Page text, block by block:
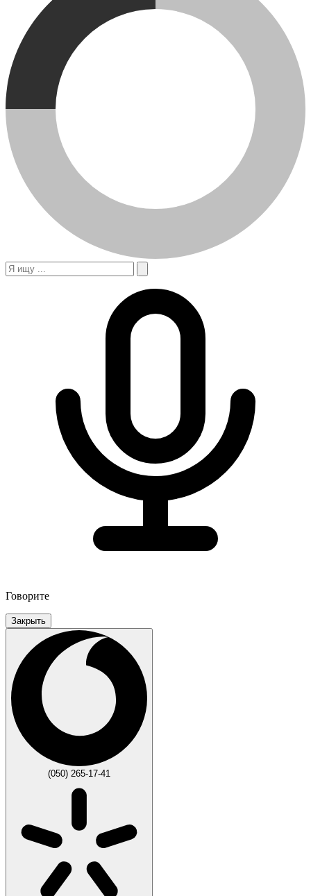
Говорите
Закрыть
(050) 265-17-41